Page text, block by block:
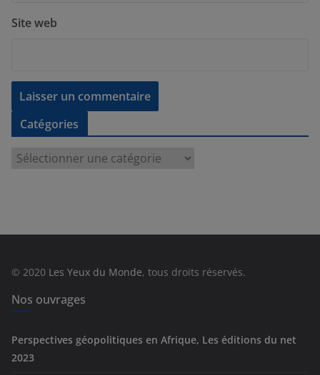
Site web
Catégories
e
s
© 2020 Les Yeux du Monde, tous droits réservés.
Nos ouvrages
Perspectives géopolitiques en Afrique, Les éditions du net
2023